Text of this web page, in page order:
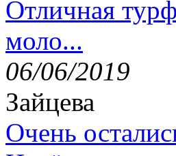
Отличная
моло...
06/06/2019
Зайцева
Очень